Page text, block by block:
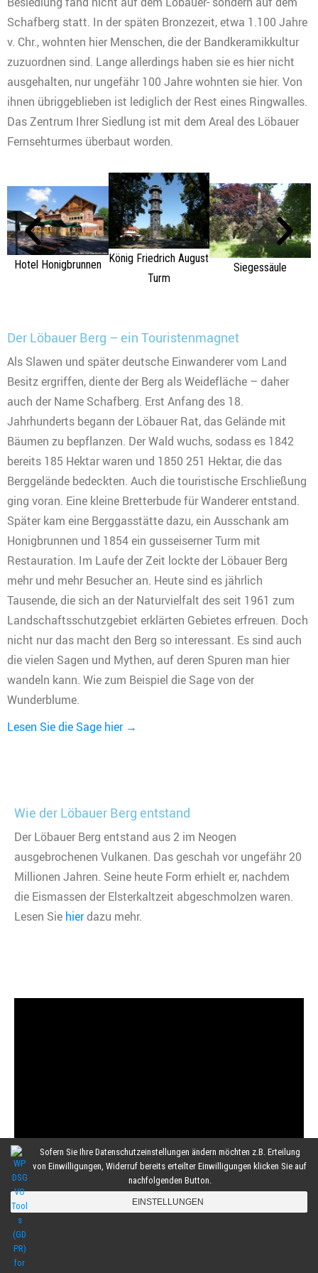
Schafberg statt. In der späten Bronzezeit, etwa 1.100 Jahre
v. Chr., wohnten hier Menschen, die der Bandkeramikkultur
zuzuordnen sind. Lange allerdings haben sie es hier nicht
ausgehalten, nur ungefähr 100 Jahre wohnten sie hier. Von
ihnen übriggeblieben ist lediglich der Rest eines Ringwalles.
Das Zentrum Ihrer Siedlung ist mit dem Areal des Löbauer
Fernsehturmes überbaut worden.
Hotel Honigbrunnen
König Friedrich August
Turm
Siegessäule
Der Löbauer Berg – ein Touristenmagnet
Als Slawen und später deutsche Einwanderer vom Land
Besitz ergriffen, diente der Berg als Weidefläche – daher
auch der Name Schafberg. Erst Anfang des 18.
Jahrhunderts begann der Löbauer Rat, das Gelände mit
Bäumen zu bepflanzen. Der Wald wuchs, sodass es 1842
bereits 185 Hektar waren und 1850 251 Hektar, die das
Berggelände bedeckten. Auch die touristische Erschließung
ging voran. Eine kleine Bretterbude für Wanderer entstand.
Später kam eine Berggasstätte dazu, ein Ausschank am
Honigbrunnen und 1854 ein gusseiserner Turm mit
Restauration. Im Laufe der Zeit lockte der Löbauer Berg
mehr und mehr Besucher an. Heute sind es jährlich
Tausende, die sich an der Naturvielfalt des seit 1961 zum
Landschaftsschutzgebiet erklärten Gebietes erfreuen. Doch
nicht nur das macht den Berg so interessant. Es sind auch
die vielen Sagen und Mythen, auf deren Spuren man hier
wandeln kann. Wie zum Beispiel die Sage von der
Wunderblume.
Lesen Sie die Sage hier →
Wie der Löbauer Berg entstand
Der Löbauer Berg entstand aus 2 im Neogen
ausgebrochenen Vulkanen. Das geschah vor ungefähr 20
Millionen Jahren. Seine heute Form erhielt er, nachdem
die Eismassen der Elsterkaltzeit abgeschmolzen waren.
Lesen Sie hierdazu mehr.
Sofern Sie Ihre Datenschutzeinstellungen ändern möchten z.B. Erteilung
von Einwilligungen, Widerruf bereits erteilter Einwilligungen klicken Sie auf
nachfolgenden Button.
EINSTELLUNGEN